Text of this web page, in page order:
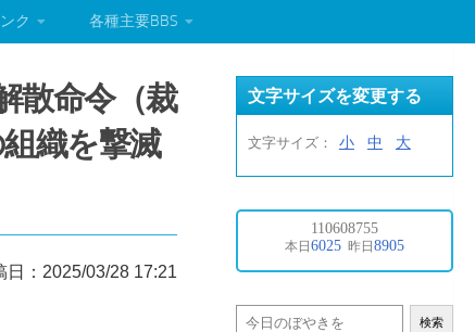
ク 各種主要BBS
散命令（裁
織を撃滅
日：2025/03/28 17:21
文字サイズを変更する
文字サイズ： 小 中 大
検索